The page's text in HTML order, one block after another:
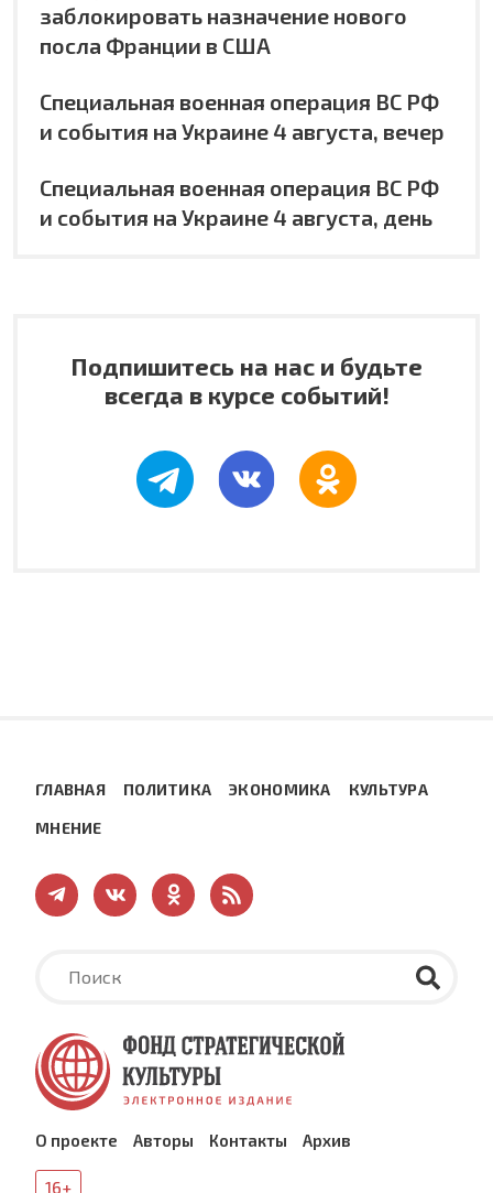
заблокировать назначение нового
посла Франции в США
Специальная военная операция ВС РФ
и события на Украине 4 августа, вечер
Специальная военная операция ВС РФ
и события на Украине 4 августа, день
Подпишитесь на нас и будьте
всегда в курсе событий!
ГЛАВНАЯ ПОЛИТИКА ЭКОНОМИКА КУЛЬТУРА
МНЕНИЕ
О проекте Авторы Контакты Архив
16+